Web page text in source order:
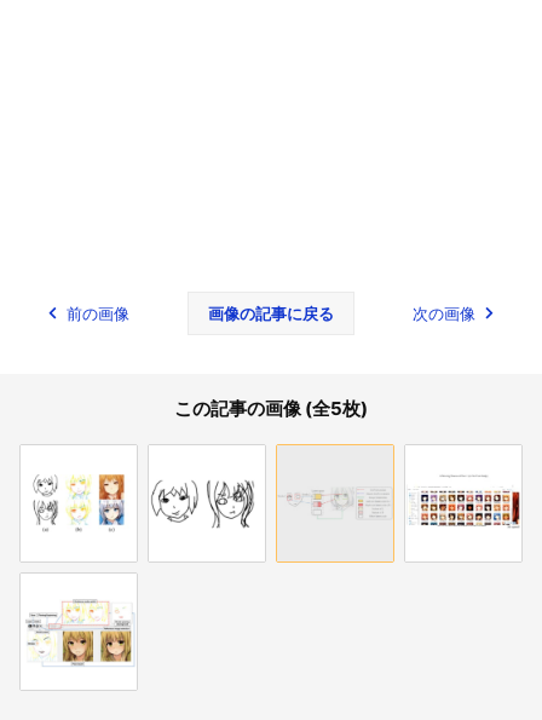
前の画像 画像の記事に戻る 次の画像
この記事の画像 (全5枚)